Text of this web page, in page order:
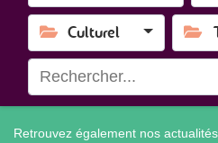
Culturel
Retrouvez également nos